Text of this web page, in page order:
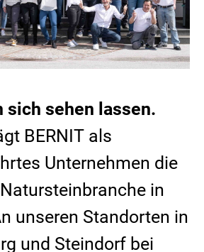
sich sehen lassen.
BERNIT als
Unternehmen die
in
unseren Standorten in
und Steindorf bei